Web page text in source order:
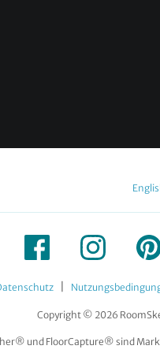
Copyright © 2026
und FloorCapture® sind